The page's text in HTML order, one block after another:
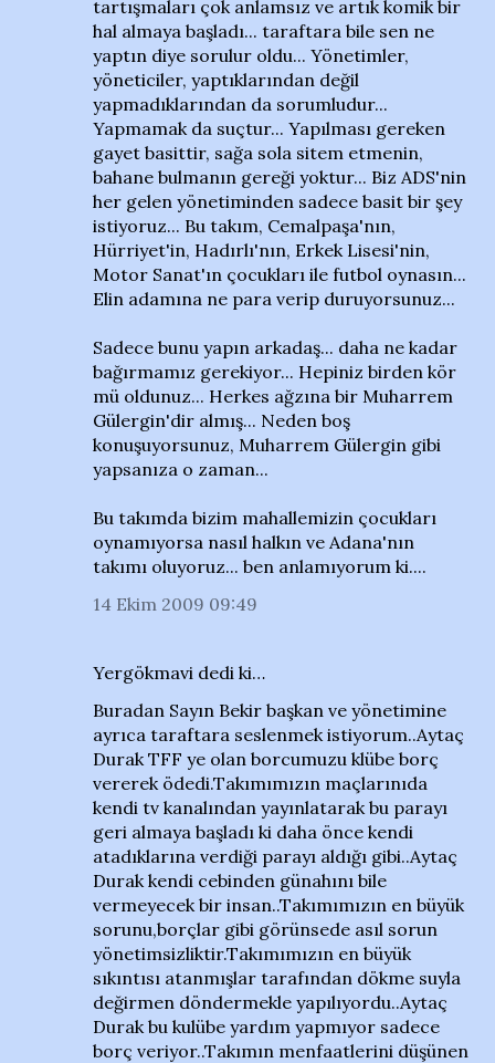
tartışmaları çok anlamsız ve artık komik bir
hal almaya başladı... taraftara bile sen ne
yaptın diye sorulur oldu... Yönetimler,
yöneticiler, yaptıklarından değil
yapmadıklarından da sorumludur...
Yapmamak da suçtur... Yapılması gereken
gayet basittir, sağa sola sitem etmenin,
bahane bulmanın gereği yoktur... Biz ADS'nin
her gelen yönetiminden sadece basit bir şey
istiyoruz... Bu takım, Cemalpaşa'nın,
Hürriyet'in, Hadırlı'nın, Erkek Lisesi'nin,
Motor Sanat'ın çocukları ile futbol oynasın...
Elin adamına ne para verip duruyorsunuz...
Sadece bunu yapın arkadaş... daha ne kadar
bağırmamız gerekiyor... Hepiniz birden kör
mü oldunuz... Herkes ağzına bir Muharrem
Gülergin'dir almış... Neden boş
konuşuyorsunuz, Muharrem Gülergin gibi
yapsanıza o zaman...
Bu takımda bizim mahallemizin çocukları
oynamıyorsa nasıl halkın ve Adana'nın
takımı oluyoruz... ben anlamıyorum ki....
14 Ekim 2009 09:49
Yergökmavi dedi ki…
Buradan Sayın Bekir başkan ve yönetimine
ayrıca taraftara seslenmek istiyorum..Aytaç
Durak TFF ye olan borcumuzu klübe borç
vererek ödedi.Takımımızın maçlarınıda
kendi tv kanalından yayınlatarak bu parayı
geri almaya başladı ki daha önce kendi
atadıklarına verdiği parayı aldığı gibi..Aytaç
Durak kendi cebinden günahını bile
vermeyecek bir insan..Takımımızın en büyük
sorunu,borçlar gibi görünsede asıl sorun
yönetimsizliktir.Takımımızın en büyük
sıkıntısı atanmışlar tarafından dökme suyla
değirmen döndermekle yapılıyordu..Aytaç
Durak bu kulübe yardım yapmıyor sadece
borç veriyor..Takımın menfaatlerini düşünen